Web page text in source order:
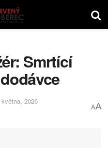
Smrtící
2026
AA